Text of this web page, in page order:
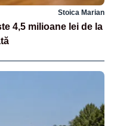
Stoica Marian
4,5 milioane lei de la